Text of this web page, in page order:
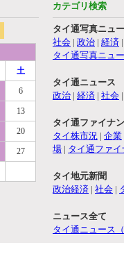
土
6
13
20
27
カテゴリ検索
タイ通写真ニュ
社会 | 政治 | 経済
タイ通写真ニュ
タイ通ニュース
政治 | 経済 | 社会
タイ通ファイナ
タイ株市況 | 企業
場 | タイ通ファ
タイ地元新聞
政治経済 | 社会 |
ニュース全て
タイ通ニュース